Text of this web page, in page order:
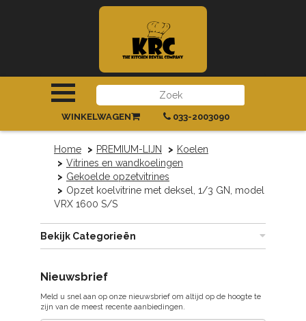
INLOGGEN|REGISTREREN
033-2003090
WINKELWAGEN
Home PREMIUM-LIJN
Koelen
Vitrines en wandkoelingen
Gekoelde opzetvitrines
Opzet koelvitrine met deksel, 1/3 GN, model
VRX 1600 S/S
Bekijk Categorieën
Nieuwsbrief
Meld u snel aan op onze nieuwsbrief om altijd op de hoogte te
zijn van de meest recente aanbiedingen.